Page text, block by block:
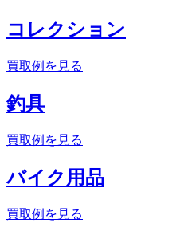
コレクション
買取例を見る
釣具
買取例を見る
バイク用品
買取例を見る